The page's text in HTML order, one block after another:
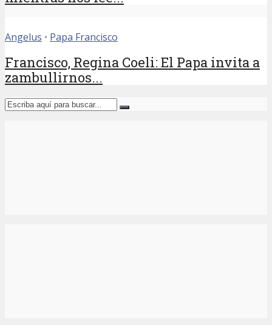
Angelus • Papa Francisco
Francisco, Regina Coeli: El Papa invita a
zambullirnos...